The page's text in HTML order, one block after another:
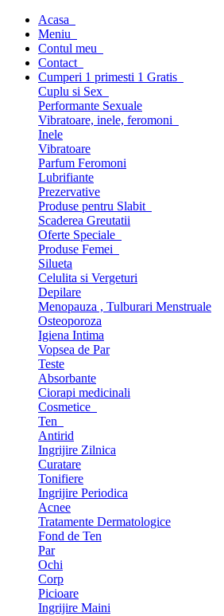
Acasa
Meniu
Contul meu
Contact
Cumperi 1 primesti 1 Gratis
Cuplu si Sex
Performante Sexuale
Vibratoare, inele, feromoni
Inele
Vibratoare
Parfum Feromoni
Lubrifiante
Prezervative
Produse pentru Slabit
Scaderea Greutatii
Oferte Speciale
Produse Femei
Silueta
Celulita si Vergeturi
Depilare
Menopauza , Tulburari Menstruale
Osteoporoza
Igiena Intima
Vopsea de Par
Teste
Absorbante
Ciorapi medicinali
Cosmetice
Ten
Antirid
Ingrijire Zilnica
Curatare
Tonifiere
Ingrijire Periodica
Acnee
Tratamente Dermatologice
Fond de Ten
Par
Ochi
Corp
Picioare
Ingrijire Maini